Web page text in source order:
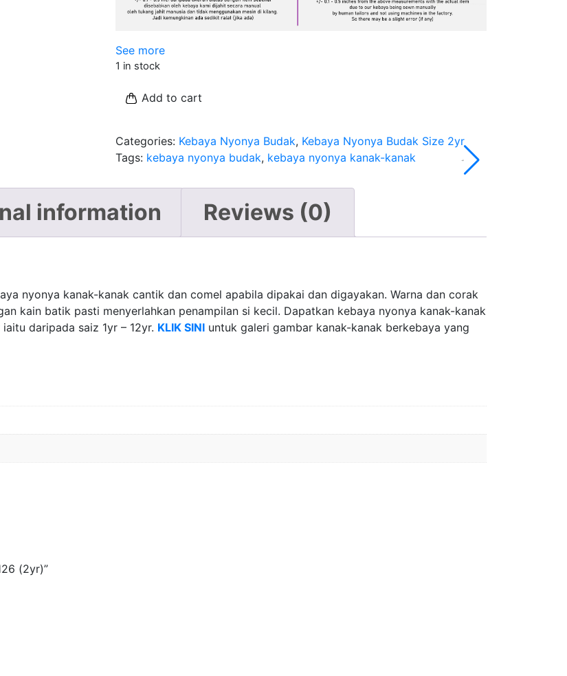
See more
1 in stock
Add to cart
Categories: Kebaya Nyonya Budak, Kebaya Nyonya Budak Size 2yr
Tags: kebaya nyonya budak, kebaya nyonya kanak-kanak
information Reviews (0)
nyonya kanak-kanak cantik dan comel apabila dipakai dan digayakan. Warna dan corak
kain batik pasti menyerlahkan penampilan si kecil. Dapatkan kebaya nyonya kanak-kanak
daripada saiz 1yr – 12yr. KLIK SINI untuk galeri gambar kanak-kanak berkebaya yang
(2yr)”